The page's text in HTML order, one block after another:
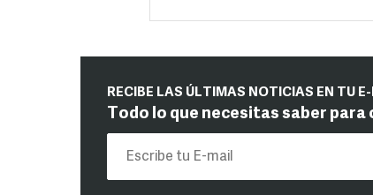
RECIBE LAS ÚLTIMAS NOTICIAS EN TU
Todo lo que necesitas saber para